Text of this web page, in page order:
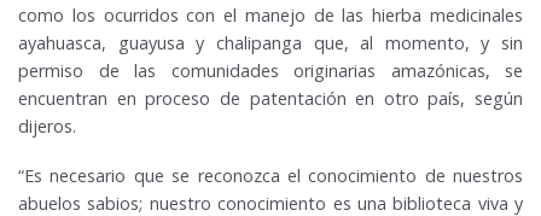
como los ocurridos con el manejo de las hierba medicinales
ayahuasca, guayusa y chalipanga que, al momento, y sin
permiso de las comunidades originarias amazónicas, se
encuentran en proceso de patentación en otro país, según
dijeros.
“Es necesario que se reconozca el conocimiento de nuestros
abuelos sabios; nuestro conocimiento es una biblioteca viva y